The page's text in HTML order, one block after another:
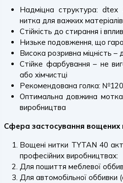
Надміцна структура: dtex
нитка для важких матеріалів
Стійкість до стирання і
Низьке подовження, що
Висока розривна міцність –
Стійке фарбування – не
або хімчистці
Рекомендована голка:
Оптимальна довжина
виробництва
Сфера застосування вощених
Вощені нитки TYTAN 40
професійних виробництвах:
Для пошиття меблевої
Для автомобільної оббивки